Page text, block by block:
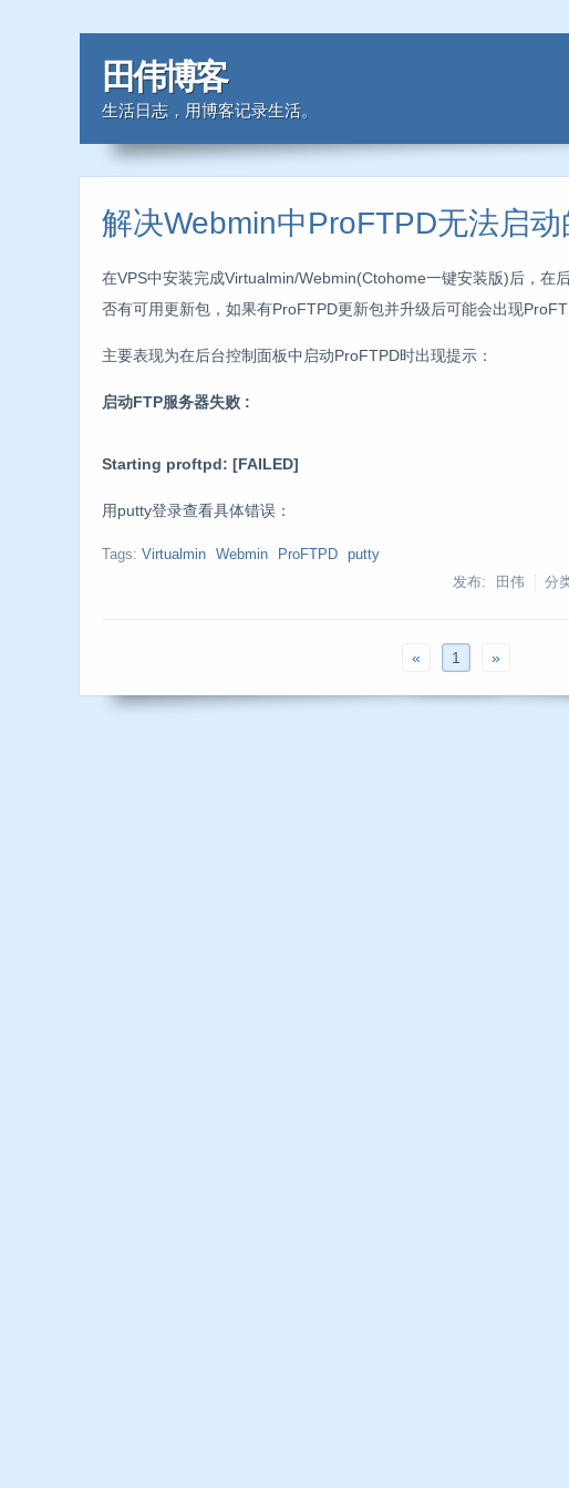
田伟博客
生活日志，用博客记录生活。
解决Webmin中ProFTPD无法启动
在VPS中安装完成Virtualmin/Webmin(Ctohome一键安装版)后，在
否有可用更新包，如果有ProFTPD更新包并升级后可能会出现
主要表现为在后台控制面板中启动ProFTPD时出现提示：
启动FTP服务器失败 :
Starting proftpd: [FAILED]
用putty登录查看具体错误：
Tags: Virtualmin Webmin ProFTPD
putty
发布: 田伟
分
« 1 »